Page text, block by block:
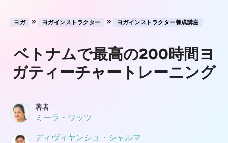
ヨガ » ヨガインストラクター » ヨガインストラクター養成講座
ベトナムで最高の200時間ヨ
ガティーチャートレーニング
著者
ミーラ・ワッツ
ディヴィヤンシュ・シャルマ